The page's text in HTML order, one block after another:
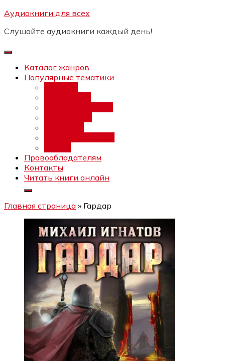
Перейти
содержимому
Аудиокниги для всех
Слушайте аудиокниги каждый день!
Каталог жанров
Популярные тематики
Правообладателям
Контакты
Читать книги онлайн
Главная страница » Гардар
Бесплатный интенсив:
каналов"